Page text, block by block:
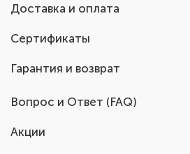
Доставка и оплата
Сертификаты
Гарантия и возврат
Вопрос и Ответ (FAQ)
Акции